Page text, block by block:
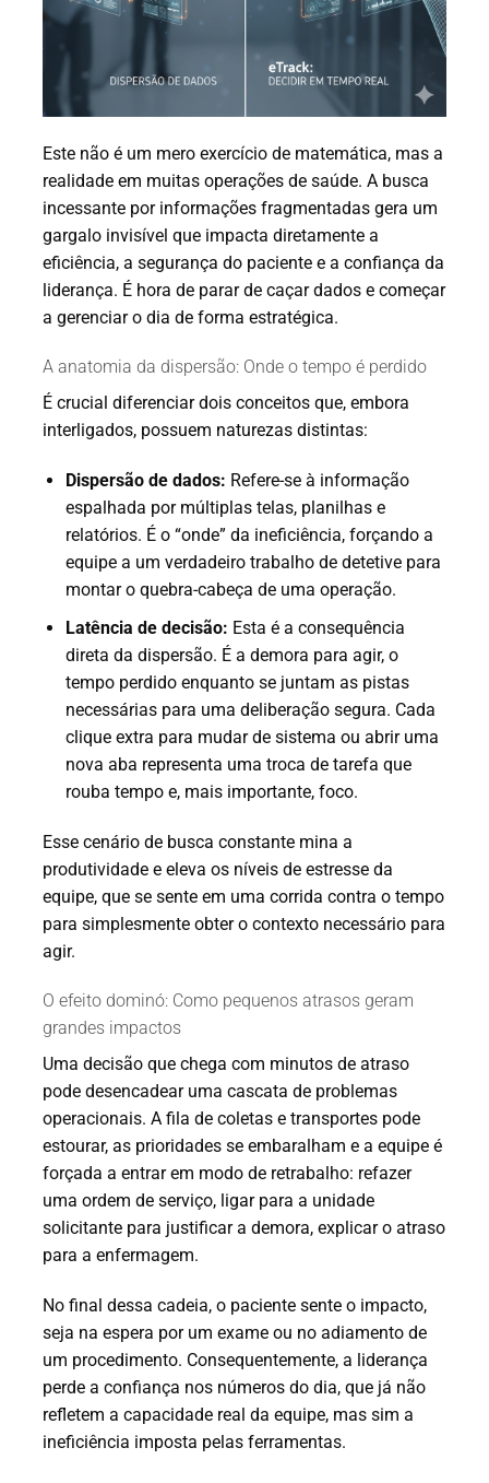
Este não é um mero exercício de matemática, mas a
realidade em muitas operações de saúde. A busca
incessante por informações fragmentadas gera um
gargalo invisível que impacta diretamente a
eficiência, a segurança do paciente e a confiança da
liderança. É hora de parar de caçar dados e começar
a gerenciar o dia de forma estratégica.
A anatomia da dispersão: Onde o tempo é perdido
É crucial diferenciar dois conceitos que, embora
interligados, possuem naturezas distintas:
Dispersão de dados: Refere-se à informação
espalhada por múltiplas telas, planilhas e
relatórios. É o “onde” da ineficiência, forçando a
equipe a um verdadeiro trabalho de detetive para
montar o quebra-cabeça de uma operação.
Latência de decisão: Esta é a consequência
direta da dispersão. É a demora para agir, o
tempo perdido enquanto se juntam as pistas
necessárias para uma deliberação segura. Cada
clique extra para mudar de sistema ou abrir uma
nova aba representa uma troca de tarefa que
rouba tempo e, mais importante, foco.
Esse cenário de busca constante mina a
produtividade e eleva os níveis de estresse da
equipe, que se sente em uma corrida contra o tempo
para simplesmente obter o contexto necessário para
agir.
O efeito dominó: Como pequenos atrasos geram
grandes impactos
Uma decisão que chega com minutos de atraso
pode desencadear uma cascata de problemas
operacionais. A fila de coletas e transportes pode
estourar, as prioridades se embaralham e a equipe é
forçada a entrar em modo de retrabalho: refazer
uma ordem de serviço, ligar para a unidade
solicitante para justificar a demora, explicar o atraso
para a enfermagem.
No final dessa cadeia, o paciente sente o impacto,
seja na espera por um exame ou no adiamento de
um procedimento. Consequentemente, a liderança
perde a confiança nos números do dia, que já não
refletem a capacidade real da equipe, mas sim a
ineficiência imposta pelas ferramentas.